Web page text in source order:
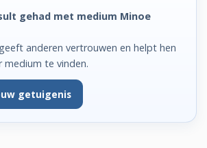
gehad met medium Minoe
anderen vertrouwen en helpt hen
te vinden.
getuigenis